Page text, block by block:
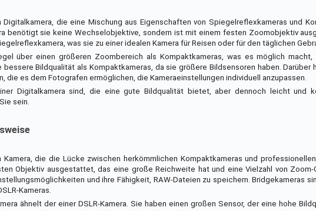
die eine Mischung aus Eigenschaften von Spiegelreflexkameras und
benötigt sie keine Wechselobjektive, sondern ist mit einem festen Zoomobjektiv
was sie zu einer idealen Kamera für Reisen oder für den täglichen
über einen größeren Zoombereich als Kompaktkameras, was es möglich
bessere Bildqualität als Kompaktkameras, da sie größere Bildsensoren haben. Darüber
die es dem Fotografen ermöglichen, die Kameraeinstellungen individuell anzupassen.
Digitalkamera sind, die eine gute Bildqualität bietet, aber dennoch leicht und
sein.
die die Lücke zwischen herkömmlichen Kompaktkameras und
Objektiv ausgestattet, das eine große Reichweite hat und eine Vielzahl von
und ihre Fähigkeit, RAW-Dateien zu speichern. Bridgekameras
Kameras.
ähnelt der einer DSLR-Kamera. Sie haben einen großen Sensor, der eine hohe